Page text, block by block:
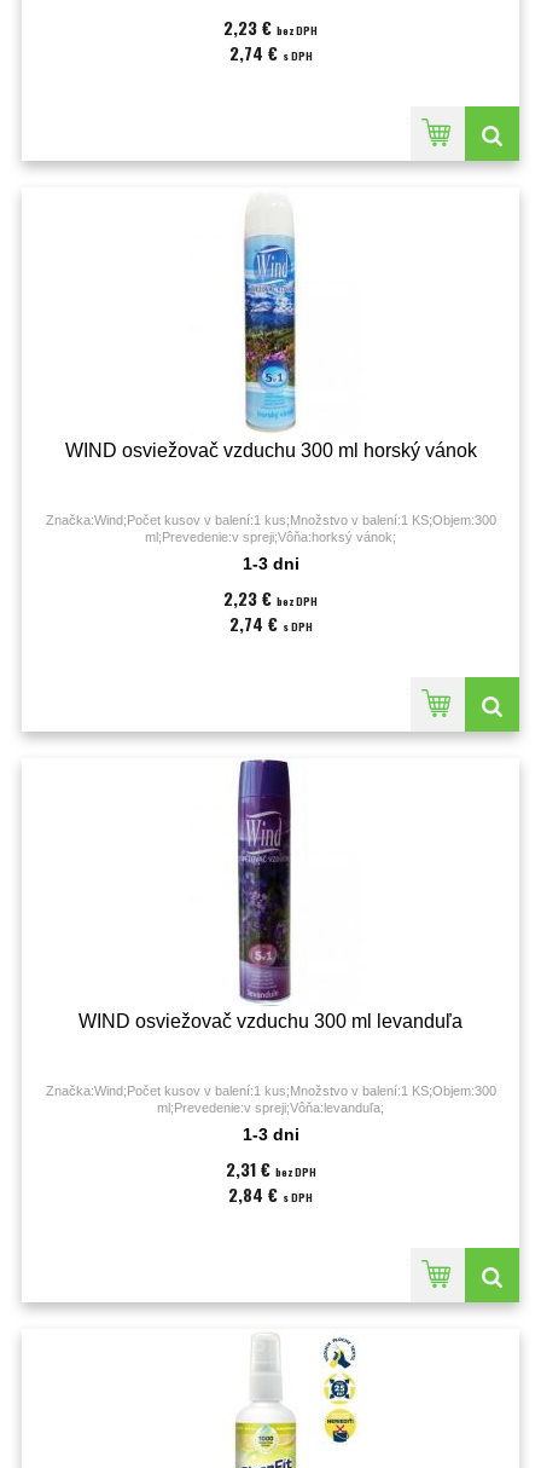
2,23 € bez DPH
2,74 € s DPH
WIND osviežovač vzduchu 300 ml horský vánok
Značka:Wind;Počet kusov v balení:1 kus;Množstvo v balení:1 KS;Objem:300
ml;Prevedenie:v spreji;Vôňa:horksý vánok;
1-3 dni
2,23 € bez DPH
2,74 € s DPH
WIND osviežovač vzduchu 300 ml levanduľa
Značka:Wind;Počet kusov v balení:1 kus;Množstvo v balení:1 KS;Objem:300
ml;Prevedenie:v spreji;Vôňa:levanduľa;
1-3 dni
2,31 € bez DPH
2,84 € s DPH